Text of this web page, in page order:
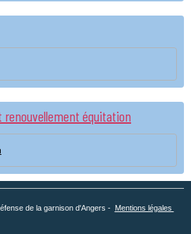
équitation
de la garnison d'Angers - Mentions légales